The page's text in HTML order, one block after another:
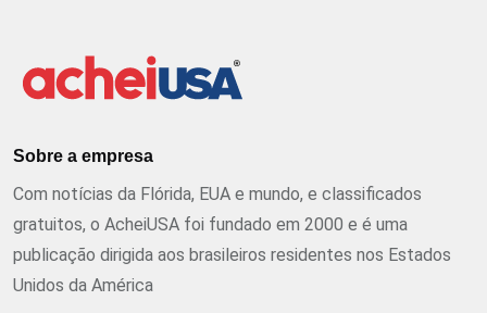
Sobre a empresa
Com notícias da Flórida, EUA e mundo, e classificados
gratuitos, o AcheiUSA foi fundado em 2000 e é uma
publicação dirigida aos brasileiros residentes nos Estados
Unidos da América